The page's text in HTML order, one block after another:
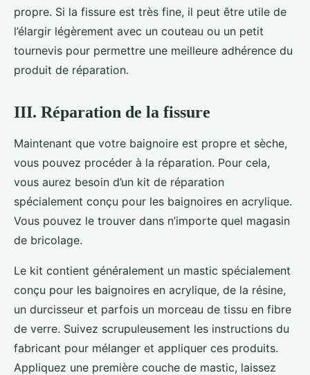
propre. Si la fissure est très fine, il peut être utile de
l’élargir légèrement avec un couteau ou un petit
tournevis pour permettre une meilleure adhérence du
produit de réparation.
III. Réparation de la fissure
Maintenant que votre baignoire est propre et sèche,
vous pouvez procéder à la réparation. Pour cela,
vous aurez besoin d’un kit de réparation
spécialement conçu pour les baignoires en acrylique.
Vous pouvez le trouver dans n’importe quel magasin
de bricolage.
Le kit contient généralement un mastic spécialement
conçu pour les baignoires en acrylique, de la résine,
un durcisseur et parfois un morceau de tissu en fibre
de verre. Suivez scrupuleusement les instructions du
fabricant pour mélanger et appliquer ces produits.
Appliquez une première couche de mastic, laissez